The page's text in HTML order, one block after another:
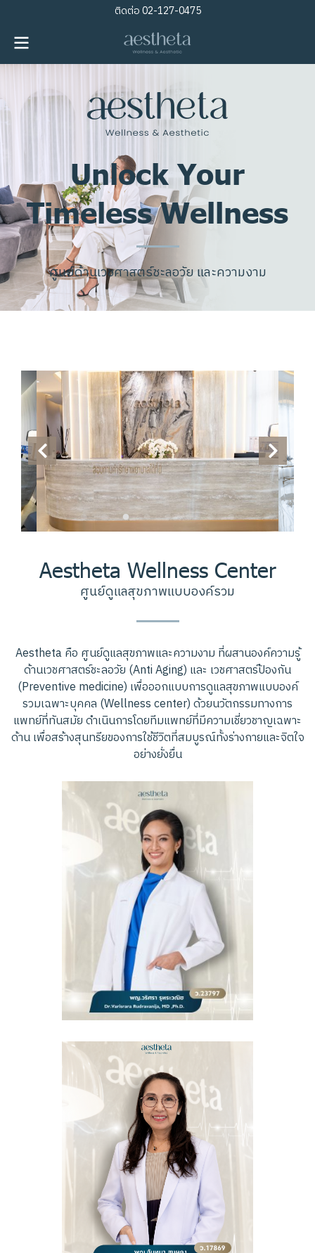
ติดต่อ02-127-0475
Unlock Your
Timeless Wellness
ศูนย์ด้านเวชศาสตร์ชะลอวัย และความงาม
Aestheta Wellness Center
ศูนย์ดูแลสุขภาพแบบองค์รวม
Aesthetaคือ ศูนย์ดูแลสุขภาพและความงาม ที่ผสานองค์ความรู้
ด้านเวชศาสตร์ชะลอวัย (AntiAging) และ เวชศาสตร์ป้องกัน
(Preventive medicine) เพื่อออกแบบการดูแลสุขภาพแบบองค์
รวมเฉพาะบุคคล (Wellnesscenter)ด้วยนวัตกรรมทางการ
แพทย์ที่ทันสมัยดำเนินการโดยทีมแพทย์ที่มีความเชี่ยวชาญเฉพาะ
ด้านเพื่อสร้างสุนทรียของการใช้ชีวิตที่สมบูรณ์ทั้งร่างกายและจิตใจ
อย่างยั่งยื่น